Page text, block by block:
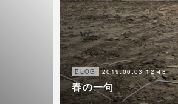
BLOG 2019.06.03 12:48
春の一句